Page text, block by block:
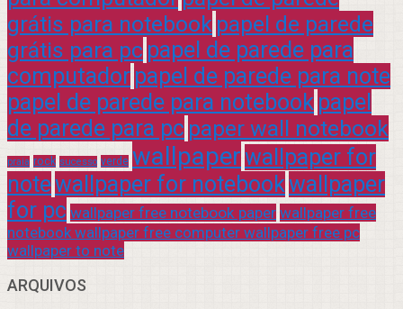
grátis para notebook papel de parede
grátis para pc papel de parede para
computador papel de parede para note
papel de parede para notebook papel
de parede para pc paper wall notebook
praia rock sucesso verde wallpaperwallpaper for
notewallpaper for notebookwallpaper
for pc wallpaper free notebook paper wallpaper free
notebook wallpaper free computer wallpaper free pc
wallpaper to note
ARQUIVOS